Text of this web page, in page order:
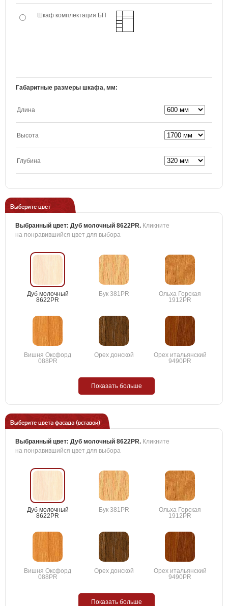
Шкаф комплектация БП
Габаритные размеры шкафа, мм:
Длина
Высота
Глубина
Выберите цвет
Выбранный цвет: Дуб молочный 8622PR. Кликните
на понравившийся цвет для выбора
Дуб молочный
8622PR
Бук 381PR
Ольха Горская
1912PR
Вишня Оксфорд
088PR
Орех донской
Орех итальянский
9490PR
Показать больше
Выберите цвета фасада (вставок)
Выбранный цвет: Дуб молочный 8622PR. Кликните
на понравившийся цвет для выбора
Дуб молочный
8622PR
Бук 381PR
Ольха Горская
1912PR
Вишня Оксфорд
088PR
Орех донской
Орех итальянский
9490PR
Показать больше